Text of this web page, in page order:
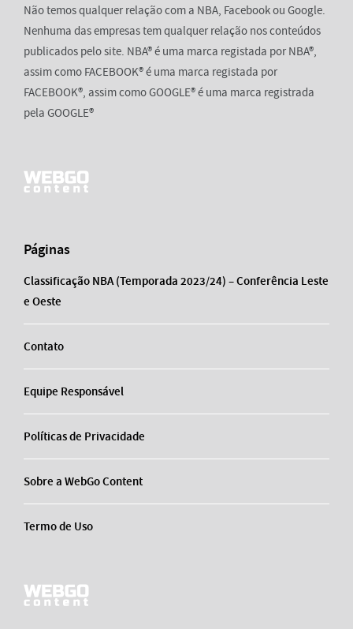
Não temos qualquer relação com a NBA, Facebook ou Google.
Nenhuma das empresas tem qualquer relação nos conteúdos
publicados pelo site. NBA® é uma marca registada por NBA®,
assim como FACEBOOK® é uma marca registada por
FACEBOOK®, assim como GOOGLE® é uma marca registrada
pela GOOGLE®
Páginas
Classificação NBA (Temporada 2023/24) – Conferência Leste
e Oeste
Contato
Equipe Responsável
Políticas de Privacidade
Sobre a WebGo Content
Termo de Uso